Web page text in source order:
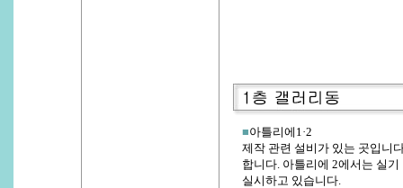
■아틀리에1·2
제작 관련 설비가 있는 곳입니
합니다. 아틀리에 2에서는 실
실시하고 있습니다.